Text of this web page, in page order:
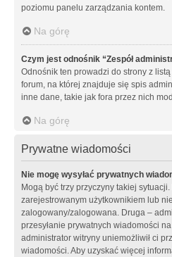
poziomu panelu zarządzania kontem.
Na górę
Czym jest odnośnik “Zespół
Odnośnik ten prowadzi do strony z
forum, na której znajduje się spis
inne dane, takie jak fora przez nich
Na górę
Prywatne wiadomości
Nie mogę wysyłać prywatnych
Mogą być trzy przyczyny takiej
zarejestrowanym użytkownikiem lub
zalogowany/zalogowana. Druga –
przesyłanie prywatnych wiadomości
administrator witryny uniemożliwił ci
wiadomości. Aby uzyskać więcej